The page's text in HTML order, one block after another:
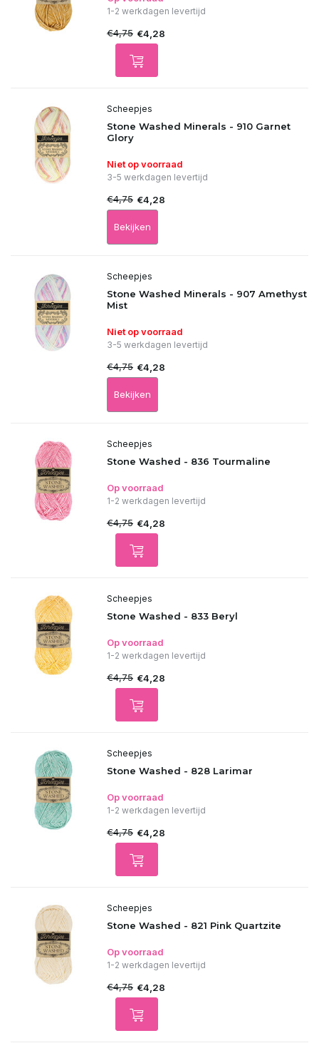
1-2 werkdagen levertijd
€4,75 €4,28
Scheepjes
Stone Washed Minerals - 910 Garnet
Glory
Niet op voorraad
3-5 werkdagen levertijd
€4,75 €4,28
Bekijken
Scheepjes
Stone Washed Minerals - 907 Amethyst
Mist
Niet op voorraad
3-5 werkdagen levertijd
€4,75 €4,28
Bekijken
Scheepjes
Stone Washed - 836 Tourmaline
Op voorraad
1-2 werkdagen levertijd
€4,75 €4,28
Scheepjes
Stone Washed - 833 Beryl
Op voorraad
1-2 werkdagen levertijd
€4,75 €4,28
Scheepjes
Stone Washed - 828 Larimar
Op voorraad
1-2 werkdagen levertijd
€4,75 €4,28
Scheepjes
Stone Washed - 821 Pink Quartzite
Op voorraad
1-2 werkdagen levertijd
€4,75 €4,28